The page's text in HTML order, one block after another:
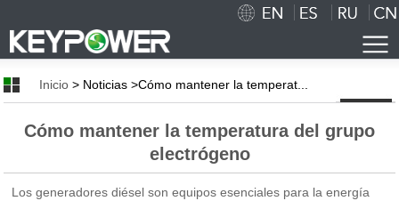
Inicio
Nosotros
Inicio > Noticias >Cómo mantener la temperat...
Cómo mantener la temperatura del grupo
electrógeno
Los generadores diésel son equipos esenciales para la energía